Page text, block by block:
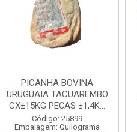
PICANHA BOVINA
URUGUAIA TACUAREMBO
CX±15KG PEÇAS ±1,4KG
UP
Código: 25899
Embalagem: Quilograma